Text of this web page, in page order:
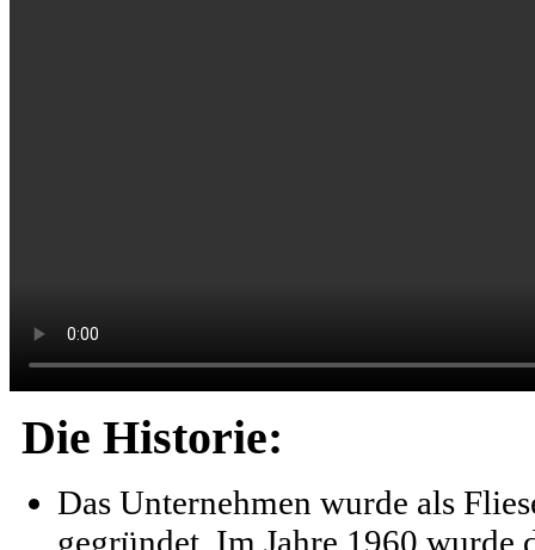
Die Historie:
Das Unternehmen wurde als
gegründet. Im Jahre 1960